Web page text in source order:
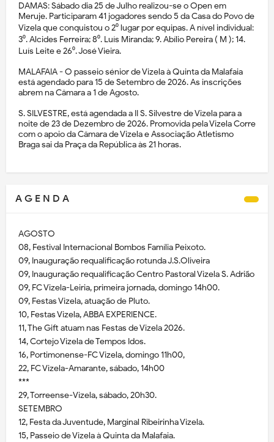
DAMAS: Sábado dia 25 de Julho realizou-se o Open em
Meruje. Participaram 41 jogadores sendo 5 da Casa do Povo de
Vizela que conquistou o 2⁰ lugar por equipas. A nível individual:
3⁰. Alcides Ferreira; 8⁰. Luís Miranda; 9. Abílio Pereira ( M ); 14.
Luís Leite e 26⁰. José Vieira.
MALAFAIA - O passeio sénior de Vizela à Quinta da Malafaia
está agendado para 15 de Setembro de 2026. As inscrições
abrem na Câmara a 1 de Agosto.
S. SILVESTRE, está agendada a II S. Silvestre de Vizela para a
noite de 23 de Dezembro de 2026. Promovida pela Vizela Corre
com o apoio da Câmara de Vizela e Associação Atletismo
Braga sai da Praça da República às 21 horas.
A G E N D A
AGOSTO
08, Festival Internacional Bombos Família Peixoto.
09, Inauguração requalificação rotunda J.S.Oliveira
09, Inauguração requalificação Centro Pastoral Vizela S. Adrião
09, FC Vizela-Leiria, primeira jornada, domingo 14h00.
09, Festas Vizela, atuação de Pluto.
10, Festas Vizela, ABBA EXPERIENCE.
11, The Gift atuam nas Festas de Vizela 2026.
14, Cortejo Vizela de Tempos Idos.
16, Portimonense-FC Vizela, domingo 11h00,
22, FC Vizela-Amarante, sábado, 14h00
***
29, Torreense-Vizela, sábado, 20h30.
SETEMBRO
12, Festa da Juventude, Marginal Ribeirinha Vizela.
15, Passeio de Vizela à Quinta da Malafaia.